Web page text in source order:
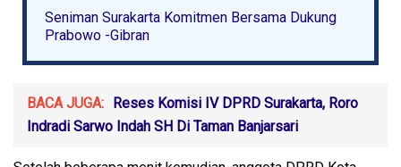
Seniman Surakarta Komitmen Bersama Dukung
Prabowo -Gibran
BACA JUGA: Reses Komisi IV DPRD Surakarta, Roro
Indradi Sarwo Indah SH Di Taman Banjarsari